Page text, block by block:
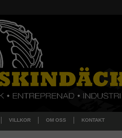
VILLKOR OM OSS KONTAKT